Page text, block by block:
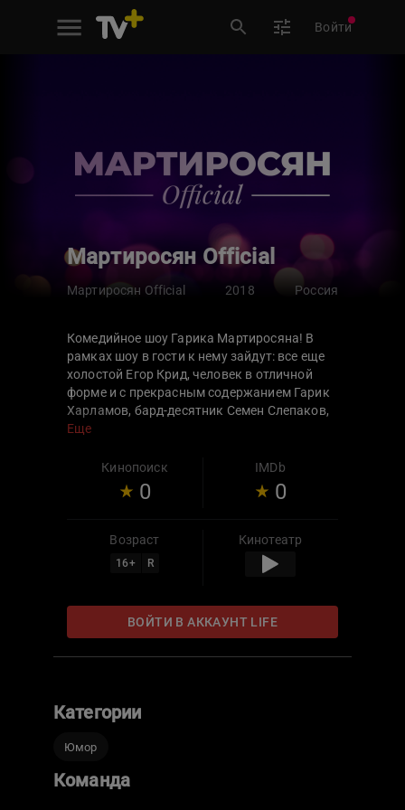
Войти
Мартиросян Official
Мартиросян Official 2018 Россия
Комедийное шоу Гарика Мартиросяна! В
рамках шоу в гости к нему зайдут: все еще
холостой Егор Крид, человек в отличной
форме и с прекрасным содержанием Гарик
Харламов, бард-десятник Семен Слепаков,
лучший баритон СССР Лев Лещенко,
другие.
Еще
Кинопоиск
0
IMDb
0
Возраст
16+ R
Кинотеатр
ВОЙТИ В АККАУНТ LIFE
Категории
Юмор
Команда